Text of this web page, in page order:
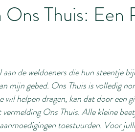
Baby Idiotieën Seksualiteit
Bevalling Homemanagement
Ons Thuis:
de weldoeners die hun steentje
mijn gebed. Ons Thuis is volledig
wil helpen dragen, kan dat door een
Ons Thuis. Alle kleine
toestuurden. Voor